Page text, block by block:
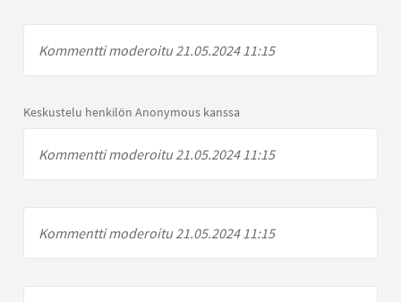
Kommentti moderoitu 21.05.2024 11:15
Keskustelu henkilön Anonymous kanssa
Kommentti moderoitu 21.05.2024 11:15
Kommentti moderoitu 21.05.2024 11:15